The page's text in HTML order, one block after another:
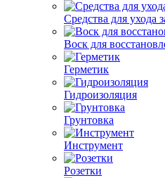
Средства для ухода
Воск для
Герметик
Гидроизоляция
Грунтовка
Инструмент
Розетки